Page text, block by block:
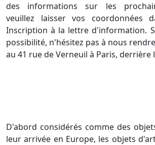
des informations sur les
veuillez laisser vos coordonnées
Inscription à la lettre d'information.
possibilité, n'hésitez pas à nous
au 41 rue de Verneuil à Paris, derrière
D'abord considérés comme des
leur arrivée en Europe, les objets